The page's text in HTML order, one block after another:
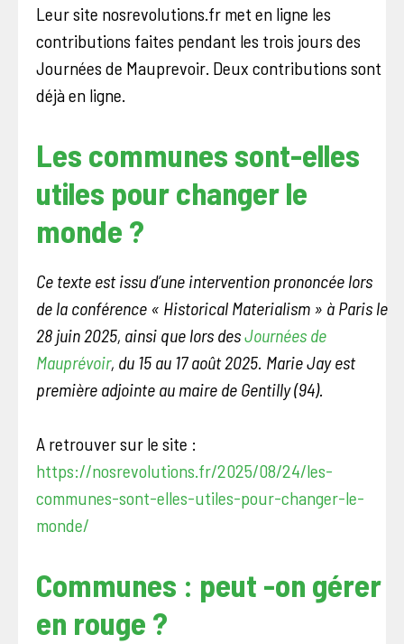
Leur site nosrevolutions.fr met en ligne les
contributions faites pendant les trois jours des
Journées de Mauprevoir. Deux contributions sont
déjà en ligne.
Les communes sont-elles
utiles pour changer le
monde ?
Ce texte est issu d’une intervention prononcée lors
de la conférence « Historical Materialism » à Paris le
28 juin 2025, ainsi que lors desJournées de
Mauprévoir, du 15 au 17 août 2025. Marie Jay est
première adjointe au maire de Gentilly (94).
A retrouver sur le site :
https://nosrevolutions.fr/2025/08/24/les-
communes-sont-elles-utiles-pour-changer-le-
monde/
Communes : peut -on gérer
en rouge ?